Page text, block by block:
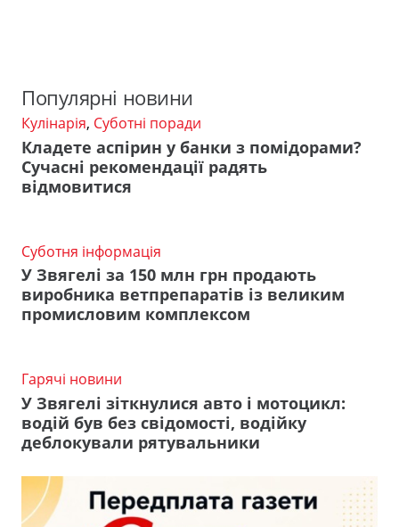
Популярні новини
Кулінарія, Суботні поради
Кладете аспірин у банки з помідорами?
Сучасні рекомендації радять
відмовитися
Суботня інформація
У Звягелі за 150 млн грн продають
виробника ветпрепаратів із великим
промисловим комплексом
Гарячі новини
У Звягелі зіткнулися авто і мотоцикл:
водій був без свідомості, водійку
деблокували рятувальники